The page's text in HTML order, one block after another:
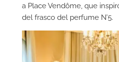
a Place Vendôme, que
del frasco del perfume N’5.